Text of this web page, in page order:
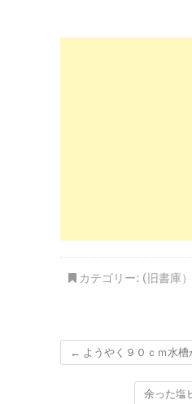
カテゴリー: (旧書庫
← ようやく９０ｃｍ水槽
余った塩